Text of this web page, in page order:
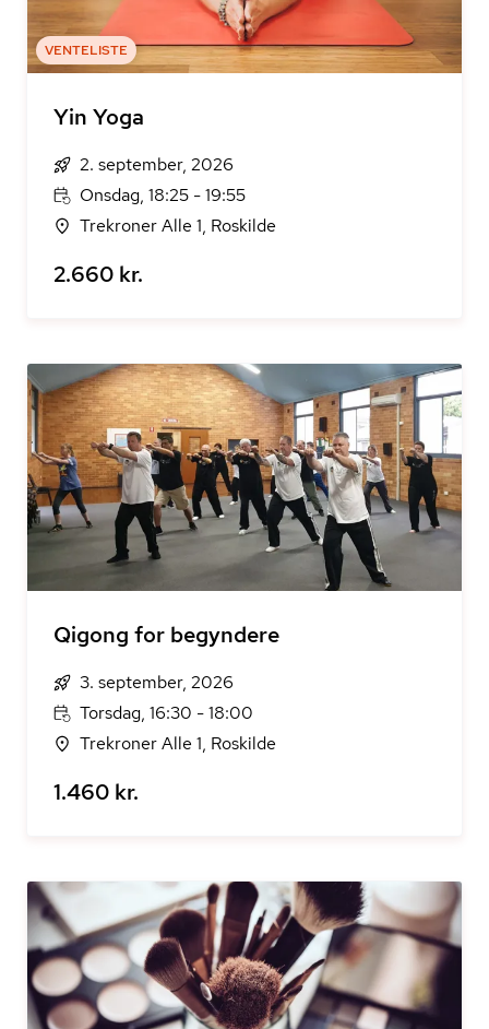
VENTELISTE
Yin Yoga
2. september, 2026
Onsdag, 18:25 - 19:55
Trekroner Alle 1, Roskilde
2.660 kr.
Qigong for begyndere
3. september, 2026
Torsdag, 16:30 - 18:00
Trekroner Alle 1, Roskilde
1.460 kr.